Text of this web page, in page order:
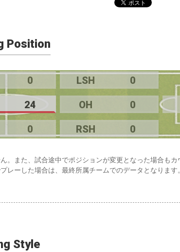
Position
0 LSH 0
24 OH 0
0 RSH 0
また、試合途中でポジションが変更となった場合も
レーした場合は、最終所属チームでのデータとなります。
Style